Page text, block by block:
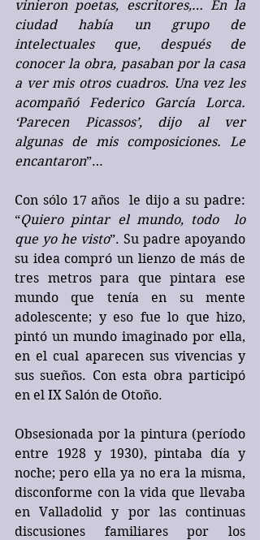
vinieron poetas, escritores,… En la
ciudad había un grupo de
intelectuales que, después de
conocer la obra, pasaban por la casa
a ver mis otros cuadros. Una vez les
acompañó Federico García Lorca.
‘Parecen Picassos’, dijo al ver
algunas de mis composiciones. Le
encantaron”…
Con sólo 17 años  le dijo a su padre:
“Quiero pintar el mundo, todo  lo
que yo he visto”. Su padre apoyando
su idea compró un lienzo de más de
tres metros para que pintara ese
mundo que tenía en su mente
adolescente; y eso fue lo que hizo,
pintó un mundo imaginado por ella,
en el cual aparecen sus vivencias y
sus sueños. Con esta obra participó
en el IX Salón de Otoño.
Obsesionada por la pintura (período
entre 1928 y 1930), pintaba día y
noche; pero ella ya no era la misma,
disconforme con la vida que llevaba
en Valladolid y por las continuas
discusiones familiares por los